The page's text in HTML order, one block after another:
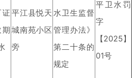
平江县悦天
城南苑小区
旁
水卫生监督
管理办法》
第二十条的
规定
平卫水罚
字
【2025】
01号